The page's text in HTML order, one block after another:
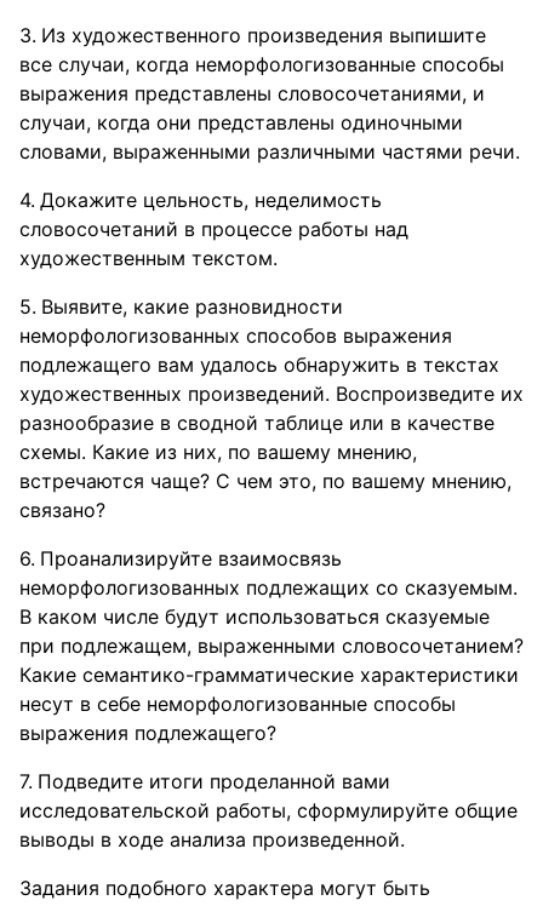
Из художественного произведения выпишите
все случаи, когда неморфологизованные способы
выражения представлены словосочетаниями, и
случаи, когда они представлены одиночными
словами, выраженными различными частями речи.
Докажите цельность, неделимость
словосочетаний в процессе работы над
художественным текстом.
Выявите, какие разновидности
неморфологизованных способов выражения
подлежащего вам удалось обнаружить в текстах
художественных произведений. Воспроизведите их
разнообразие в сводной таблице или в качестве
схемы. Какие из них, по вашему мнению,
встречаются чаще? С чем это, по вашему мнению,
связано?
Проанализируйте взаимосвязь
неморфологизованных подлежащих со сказуемым.
В каком числе будут использоваться сказуемые
при подлежащем, выраженными словосочетанием?
Какие семантико-грамматические характеристики
несут в себе неморфологизованные способы
выражения подлежащего?
Подведите итоги проделанной вами
исследовательской работы, сформулируйте общие
выводы в ходе анализа произведенной.
Задания подобного характера могут быть